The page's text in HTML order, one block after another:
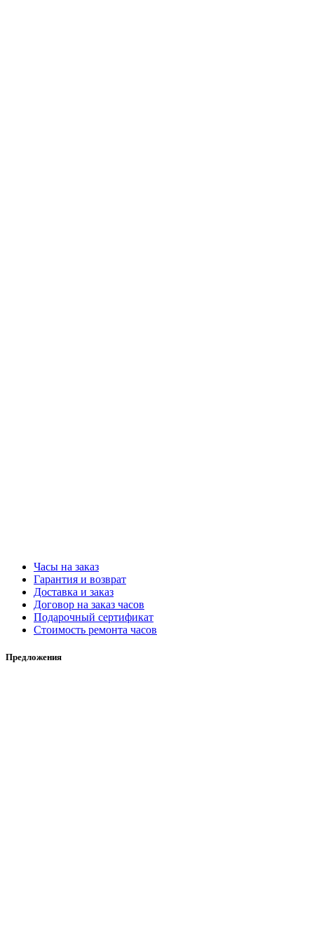
Часы на заказ
Гарантия и возврат
Доставка и заказ
Договор на заказ часов
Подарочный сертификат
Стоимость ремонта часов
Предложения